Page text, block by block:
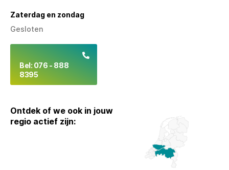
Zaterdag en zondag
Gesloten
Bel: 076 - 888
8395
Ontdek of we ook in jouw
regio actief zijn: